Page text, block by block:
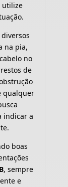
utilize
na pia,
no
de
qualquer
indicar a
boas
, sempre
e